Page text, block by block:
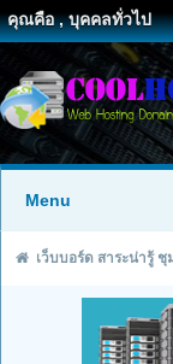
คุณคือ , บุคคลทั่วไป
Menu
เว็บบอร์ด สาระน่ารู้